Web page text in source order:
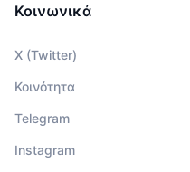
Κοινωνικά
X (Twitter)
Κοινότητα
Telegram
Instagram